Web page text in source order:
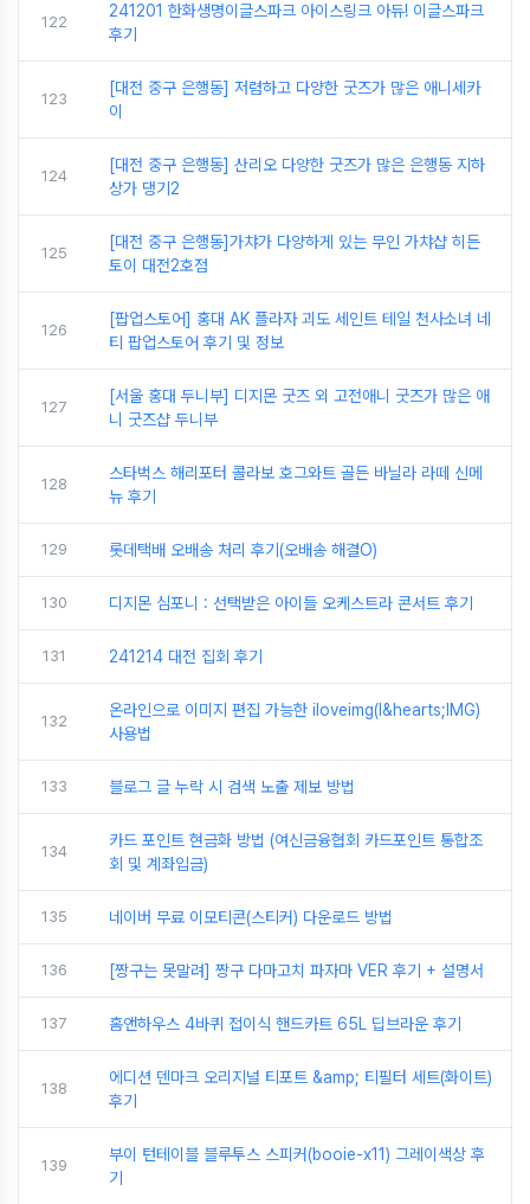
122
241201 한화생명이글스파크 아이스링크 아듀! 이글스파크
후기
123
[대전 중구 은행동] 저렴하고 다양한 굿즈가 많은 애니세카
이
124
[대전 중구 은행동] 산리오 다양한 굿즈가 많은 은행동 지하
상가 댕기2
125
[대전 중구 은행동]가챠가 다양하게 있는 무인 가챠샵 히든
토이 대전2호점
126
[팝업스토어] 홍대 AK 플라자 괴도 세인트 테일 천사소녀 네
티 팝업스토어 후기 및 정보
127
[서울 홍대 두니부] 디지몬 굿즈 외 고전애니 굿즈가 많은 애
니 굿즈샵 두니부
128
스타벅스 해리포터 콜라보 호그와트 골든 바닐라 라떼 신메
뉴 후기
129 롯데택배 오배송 처리 후기(오배송 해결O)
130 디지몬 심포니 : 선택받은 아이들 오케스트라 콘서트 후기
131 241214 대전 집회 후기
132
온라인으로 이미지 편집 가능한 iloveimg(I&hearts;IMG)
사용법
133 블로그 글 누락 시 검색 노출 제보 방법
134
카드 포인트 현금화 방법 (여신금융협회 카드포인트 통합조
회 및 계좌입금)
135 네이버 무료 이모티콘(스티커) 다운로드 방법
136 [짱구는 못말려] 짱구 다마고치 파자마 VER 후기 + 설명서
137 홈앤하우스 4바퀴 접이식 핸드카트 65L 딥브라운 후기
138
에디션 덴마크 오리지널 티포트 &amp; 티필터 세트(화이트)
후기
139
부이 턴테이블 블루투스 스피커(booie-x11) 그레이색상 후
기